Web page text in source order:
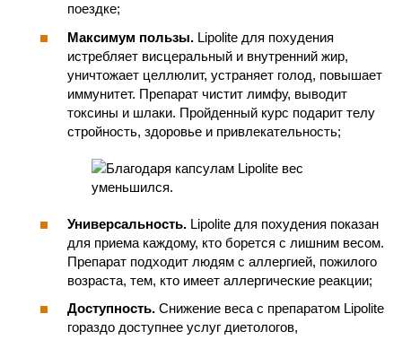
поездке;
Максимум пользы. Lipolite для похудения
истребляет висцеральный и внутренний жир,
уничтожает целлюлит, устраняет голод, повышает
иммунитет. Препарат чистит лимфу, выводит
токсины и шлаки. Пройденный курс подарит телу
стройность, здоровье и привлекательность;
Универсальность. Lipolite для похудения показан
для приема каждому, кто борется с лишним весом.
Препарат подходит людям с аллергией, пожилого
возраста, тем, кто имеет аллергические реакции;
Доступность. Снижение веса с препаратом Lipolite
гораздо доступнее услуг диетологов,